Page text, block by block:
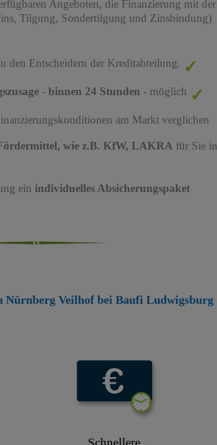
Angeboten, die Finanzierung mit der
Tilgung, Sondertilgung und Zinsbindung)
den Entscheidern der Kreditabteilung.
- binnen 24 Stunden - möglich
am Markt verglichen
wie z.B. KfW, LAKRA für Sie in
ein individuelles Absicherungspaket
Nürnberg Veilhof bei Baufi Ludwigsburg
Schnellere